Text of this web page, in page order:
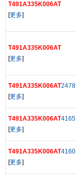
T491A335K006AT
[更多]
T491A335K006AT
[更多]
T491A335K006AT2478
[更多]
T491A335K006AT4165
[更多]
T491A335K006AT4160
[更多]